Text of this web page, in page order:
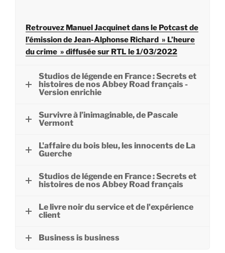
Retrouvez Manuel Jacquinet dans le Potcast de
l’émission de Jean-Alphonse Richard » L’heure
du crime » diffusée sur RTL le 1/03/2022
Studios de légende en France : Secrets et
histoires de nos Abbey Road français -
Version enrichie
Survivre à l’inimaginable, de Pascale
Vermont
L'affaire du bois bleu, les innocents de La
Guerche
Studios de légende en France : Secrets et
histoires de nos Abbey Road français
Le livre noir du service et de l'expérience
client
Business is business